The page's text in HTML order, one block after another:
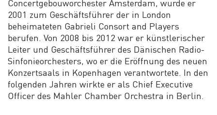
Concertgebouworchester Amsterdam, wurde er
2001 zum Geschäftsführer der in London
beheimateten Gabrieli Consort and Players
berufen. Von 2008 bis 2012 war er künstlerischer
Leiter und Geschäftsführer des Dänischen Radio-
Sinfonieorchesters, wo er die Eröffnung des neuen
Konzertsaals in Kopenhagen verantwortete. In den
folgenden Jahren wirkte er als Chief Executive
Officer des Mahler Chamber Orchestra in Berlin.